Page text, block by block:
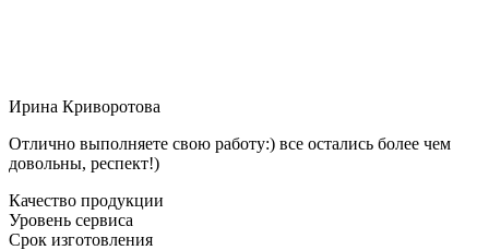
Ирина Криворотова
Отлично выполняете свою работу:) все остались более чем
довольны, респект!)
Качество продукции
Уровень сервиса
Срок изготовления